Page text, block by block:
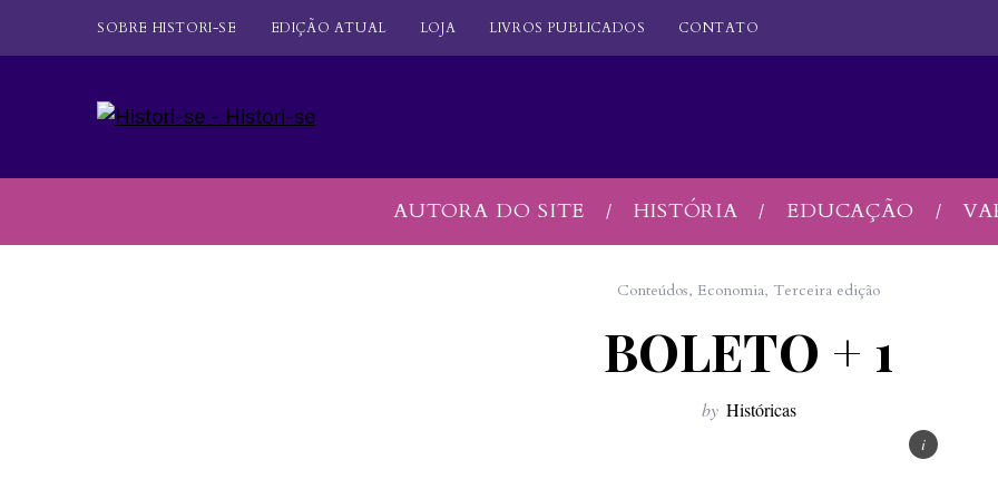
SOBRE HISTORI-SE EDIÇÃO ATUAL LOJA LIVROS PUBLICADOS CONTATO
AUTORA DO SITE HISTÓRIA EDUCAÇÃO
Conteúdos, Economia, Terceira edição
BOLETO + 1
by Históricas